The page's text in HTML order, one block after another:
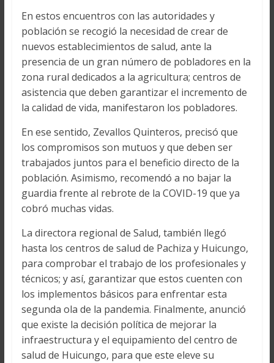
En estos encuentros con las autoridades y
población se recogió la necesidad de crear de
nuevos establecimientos de salud, ante la
presencia de un gran número de pobladores en la
zona rural dedicados a la agricultura; centros de
asistencia que deben garantizar el incremento de
la calidad de vida, manifestaron los pobladores.
En ese sentido, Zevallos Quinteros, precisó que
los compromisos son mutuos y que deben ser
trabajados juntos para el beneficio directo de la
población. Asimismo, recomendó a no bajar la
guardia frente al rebrote de la COVID-19 que ya
cobró muchas vidas.
La directora regional de Salud, también llegó
hasta los centros de salud de Pachiza y Huicungo,
para comprobar el trabajo de los profesionales y
técnicos; y así, garantizar que estos cuenten con
los implementos básicos para enfrentar esta
segunda ola de la pandemia. Finalmente, anunció
que existe la decisión política de mejorar la
infraestructura y el equipamiento del centro de
salud de Huicungo, para que este eleve su